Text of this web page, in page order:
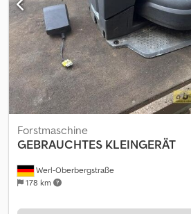
Werl-Oberbergstraße
178 km
Forstmaschine
GEBRAUCHTES KLEINGERÄT